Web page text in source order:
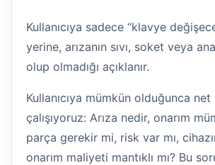
Kullanıcıya sadece “klavye
yerine, arızanın sıvı, soket veya
olup olmadığı açıklanır.
Kullanıcıya mümkün olduğunca
çalışıyoruz: Arıza nedir, onarım
parça gerekir mi, risk var mı,
onarım maliyeti mantıklı mı? Bu